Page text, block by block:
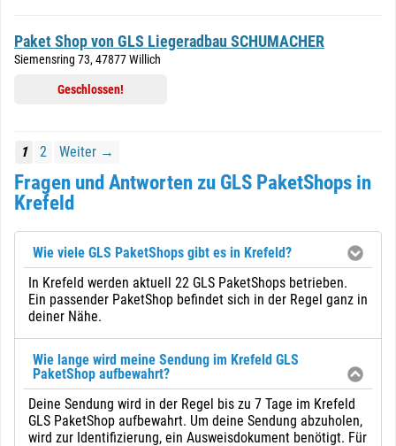
Paket Shop von GLS Liegeradbau SCHUMACHER
Siemensring 73, 47877 Willich
Geschlossen!
1 2 Weiter →
Fragen und Antworten zu GLS PaketShops in
Krefeld
Wie viele GLS PaketShops gibt es in Krefeld?
In Krefeld werden aktuell 22 GLS PaketShops betrieben.
Ein passender PaketShop befindet sich in der Regel ganz in
deiner Nähe.
Wie lange wird meine Sendung im Krefeld GLS
PaketShop aufbewahrt?
Deine Sendung wird in der Regel bis zu 7 Tage im Krefeld
GLS PaketShop aufbewahrt. Um deine Sendung abzuholen,
wird zur Identifizierung, ein Ausweisdokument benötigt. Für